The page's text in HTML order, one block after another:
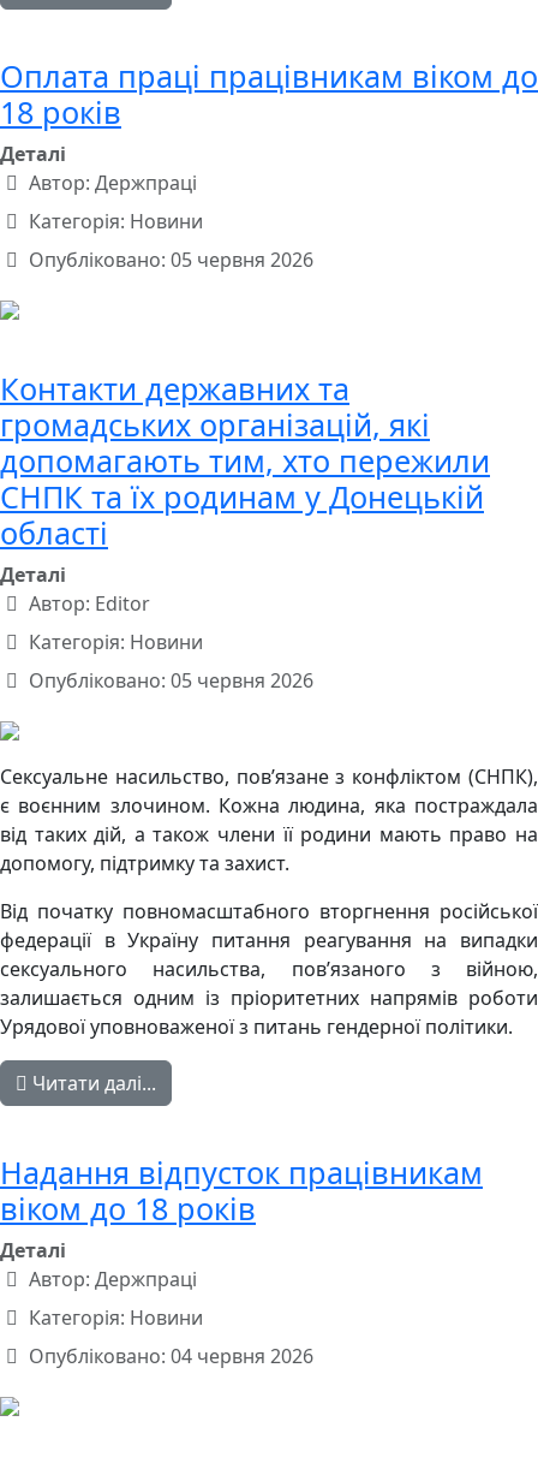
Оплата праці працівникам віком до
18 років
Деталі
Автор: Держпраці
Категорія: Новини
Опубліковано: 05 червня 2026
Контакти державних та
громадських організацій, які
допомагають тим, хто пережили
СНПК та їх родинам у Донецькій
області
Деталі
Автор: Editor
Категорія: Новини
Опубліковано: 05 червня 2026
Сексуальне насильство, пов’язане з конфліктом (СНПК),
є воєнним злочином. Кожна людина, яка постраждала
від таких дій, а також члени її родини мають право на
допомогу, підтримку та захист.
Від початку повномасштабного вторгнення російської
федерації в Україну питання реагування на випадки
сексуального насильства, пов’язаного з війною,
залишається одним із пріоритетних напрямів роботи
Урядової уповноваженої з питань гендерної політики.
Читати далі...
Надання відпусток працівникам
віком до 18 років
Деталі
Автор: Держпраці
Категорія: Новини
Опубліковано: 04 червня 2026